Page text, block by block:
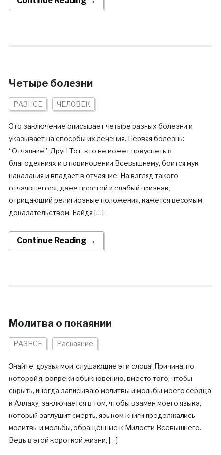
Четыре болезни
РАЗНОЕ ЧЕЛОВЕК
Это заключение описывает четыре разных болезни и
указывает на способы их лечения. Первая болезнь:
“Отчаяние”. Друг! Тот, кто не может преуспеть в
благодеяниях и в повиновении Всевышнему, боится мук
наказания и впадает в отчаяние. На взгляд такого
отчаявшегося, даже простой и слабый признак,
отрицающий религиозные положения, кажется весомым
доказательством. Найдя […]
Continue Reading →
Молитва о покаянии
РАЗНОЕ Раскаяние
Знайте, друзья мои, слушающие эти слова! Причина, по
которой я, вопреки обыкновению, вместо того, чтобы
скрыть, иногда записываю молитвы и мольбы моего сердца
к Аллаху, заключается в том, чтобы взамен моего языка,
который заглушит смерть, языком книги продолжались
молитвы и мольбы, обращённые к Милости Всевышнего.
Ведь в этой короткой жизни, […]